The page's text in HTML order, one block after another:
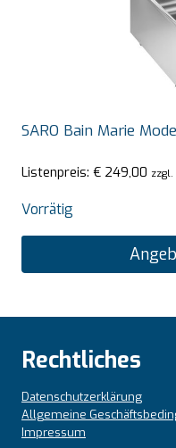
SARO Bain Marie
Listenpreis: € 249,00
Vorrätig
Rechtliches
Datenschutzerklärung
Allgemeine
Impressum